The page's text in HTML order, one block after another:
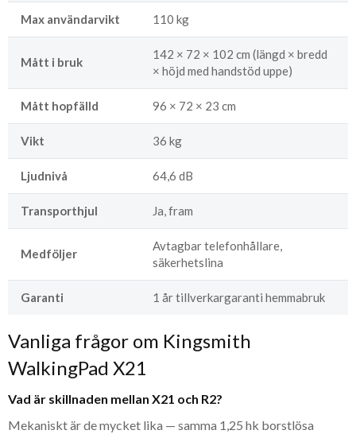
Max användarvikt 110 kg
Mått i bruk
142 × 72 × 102 cm (längd × bredd
× höjd med handstöd uppe)
Mått hopfälld 96 × 72 × 23 cm
Vikt 36 kg
Ljudnivå 64,6 dB
Transporthjul Ja, fram
Medföljer
Avtagbar telefonhållare,
säkerhetslina
Garanti 1 år tillverkargaranti hemmabruk
Vanliga frågor om Kingsmith
WalkingPad X21
Vad är skillnaden mellan X21 och R2?
Mekaniskt är de mycket lika — samma 1,25 hk borstlösa